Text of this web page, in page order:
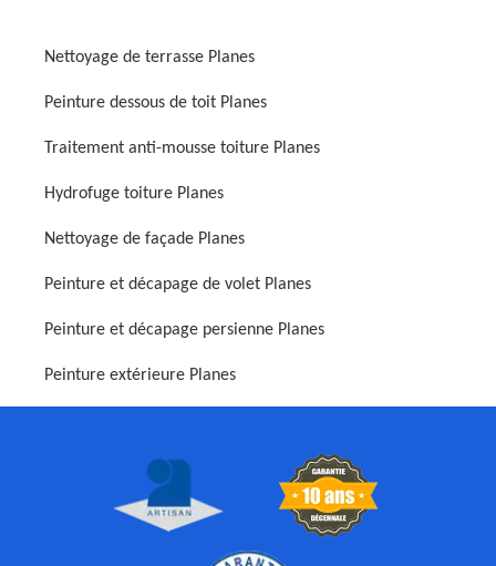
Nettoyage de terrasse Planes
Peinture dessous de toit Planes
Traitement anti-mousse toiture Planes
Hydrofuge toiture Planes
Nettoyage de façade Planes
Peinture et décapage de volet Planes
Peinture et décapage persienne Planes
Peinture extérieure Planes